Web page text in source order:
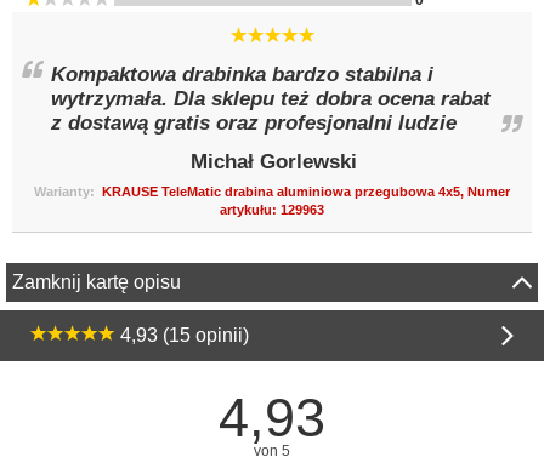
Kompaktowa drabinka bardzo stabilna i
wytrzymała. Dla sklepu też dobra ocena rabat
z dostawą gratis oraz profesjonalni ludzie
Michał Gorlewski
Warianty: KRAUSE TeleMatic drabina aluminiowa przegubowa 4x5, Numer
4,93 (15 opinii)
Akcesoria i części zamienne
Dostawa i formy płatności